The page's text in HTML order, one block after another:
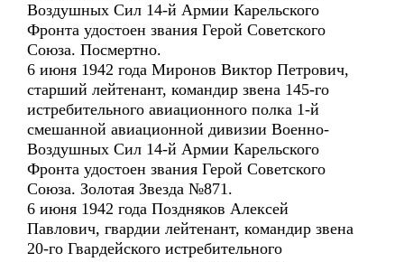
Воздушных Сил 14-й Армии Карельского
Фронта удостоен звания Герой Советского
Союза. Посмертно.
6 июня 1942 года Миронов Виктор Петрович,
старший лейтенант, командир звена 145-го
истребительного авиационного полка 1-й
смешанной авиационной дивизии Военно-
Воздушных Сил 14-й Армии Карельского
Фронта удостоен звания Герой Советского
Союза. Золотая Звезда №871.
6 июня 1942 года Поздняков Алексей
Павлович, гвардии лейтенант, командир звена
20-го Гвардейского истребительного